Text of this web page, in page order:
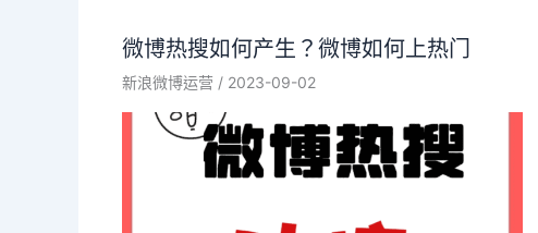
微博热搜如何产生？微博如何上热门
新浪微博运营 / 2023-09-02